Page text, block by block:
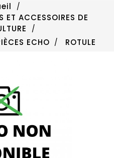
ET ACCESSOIRES DE
ECHO ROTULE